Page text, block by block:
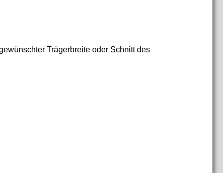
Trägerbreite oder Schnitt des